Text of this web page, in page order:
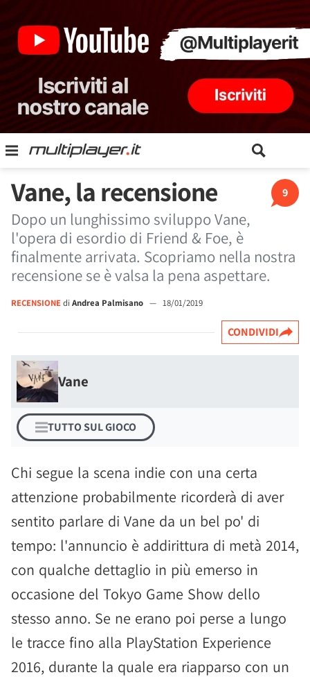
9
Vane, la recensione
Dopo un lunghissimo sviluppo Vane,
l'opera di esordio di Friend & Foe, è
finalmente arrivata. Scopriamo nella nostra
recensione se è valsa la pena aspettare.
RECENSIONEdi Andrea Palmisano — 18/01/2019
CONDIVIDI
Vane
TUTTO SUL GIOCO
Chi segue la scena indie con una certa
attenzione probabilmente ricorderà di aver
sentito parlare di Vane da un bel po' di
tempo: l'annuncio è addirittura di metà 2014,
con qualche dettaglio in più emerso in
occasione del Tokyo Game Show dello
stesso anno. Se ne erano poi perse a lungo
le tracce fino alla PlayStation Experience
2016, durante la quale era riapparso con un